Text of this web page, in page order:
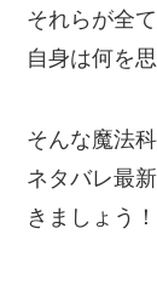
それらが全
自身は何を
そんな魔法
ネタバレ最
きましょう